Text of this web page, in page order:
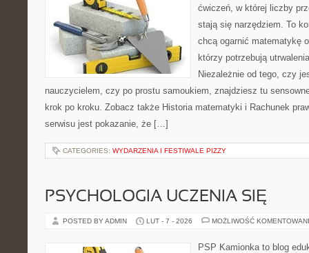
ćwiczeń, w której liczby
stają się narzędziem. To
chcą ogarnić matematykę
którzy potrzebują
Niezależnie od tego, czy
nauczycielem, czy po prostu samoukiem, znajdziesz tu
krok po kroku. Zobacz także Historia matematyki i Rachunek
serwisu jest pokazanie, że […]
CATEGORIES: WYDARZENIA I FESTIWALE PIZZY
PSYCHOLOGIA UCZENIA SIĘ
POSTED BY ADMIN LUT - 7 - 2026 MOŻLIWOŚĆ
PSP Kamionka to blog